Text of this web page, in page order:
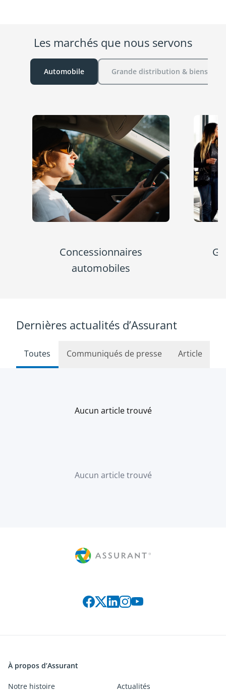
Les marchés que nous servons
Automobile Grande distribution & biens de
Concessionnaires
automobiles
Dernières actualités d’Assurant
Toutes Communiqués de presse Article
Aucun article trouvé
Aucun article trouvé
À propos d’Assurant
Notre histoire Actualités